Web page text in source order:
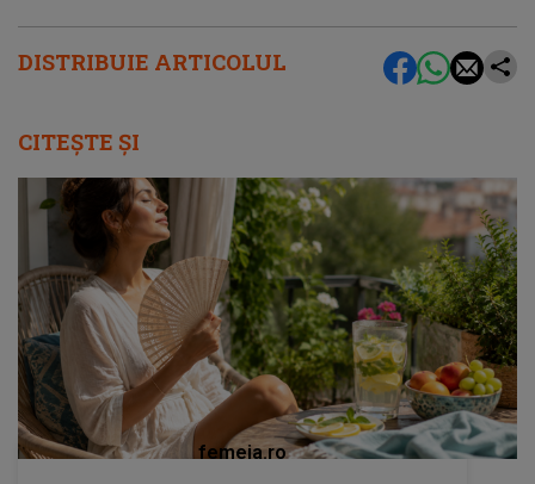
DISTRIBUIE ARTICOLUL
CITEȘTE ȘI
femeia.ro